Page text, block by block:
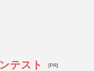
テスト [PR]